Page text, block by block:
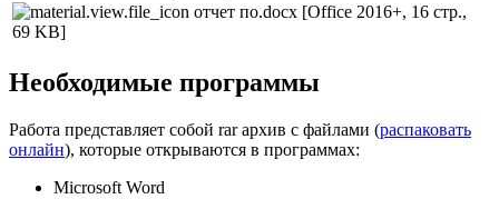
отчет по.docx [Office 2016+, 16 стр.,
69 KB]
Необходимые программы
Работа представляет собой rar архив с файлами (распаковать
онлайн), которые открываются в программах:
Microsoft Word